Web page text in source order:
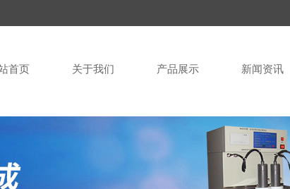
首页 关于我们 产品展示 新闻资讯